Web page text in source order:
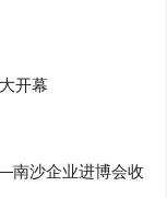
开幕
南沙企业进博会收